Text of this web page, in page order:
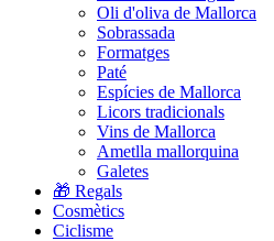
Oli d'oliva de Mallorca
Sobrassada
Formatges
Paté
Espícies de Mallorca
Licors tradicionals
Vins de Mallorca
Ametlla mallorquina
Galetes
🎁 Regals
Cosmètics
Ciclisme